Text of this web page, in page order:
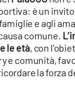
è un
e agli
comune.
le età, con
e comunità,
la forza